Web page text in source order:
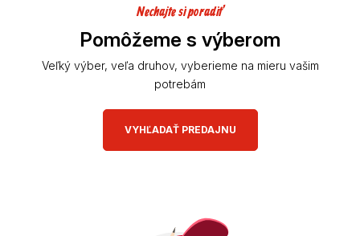
Nechajte si poradiť
Pomôžeme s výberom
Veľký výber, veľa druhov, vyberieme na mieru vašim
potrebám
VYHĽADAŤ PREDAJNU